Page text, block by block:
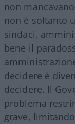
non
non è soltanto
sindaci,
bene il
decidere è
decidere. Il
problema
grave,